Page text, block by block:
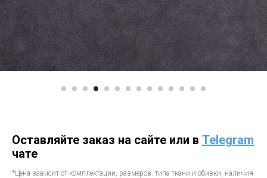
Оставляйте заказ на сайте или в Telegram
чате
*Цена зависит от комплектации, размеров. типа ткани и обивки, наличия